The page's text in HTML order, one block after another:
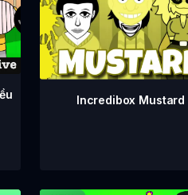
Incredibox Mustard